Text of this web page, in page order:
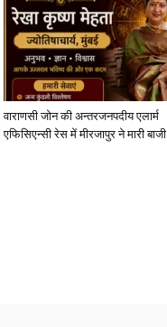
वाराणसी जोन की अन्तरजनपदीय एलार्म
एफिसिएन्सी रेस में मीरजापुर ने मारी बाजी